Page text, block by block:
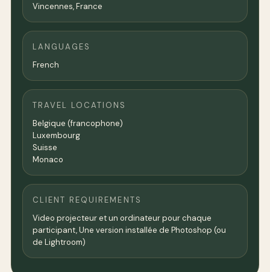
Vincennes,France
LANGUAGES
French
TRAVEL LOCATIONS
Belgique (francophone)
Luxembourg
Suisse
Monaco
CLIENT REQUIREMENTS
Video projecteur et un ordinateur pour chaque
participant, Une version installée de Photoshop (ou
de Lightroom)